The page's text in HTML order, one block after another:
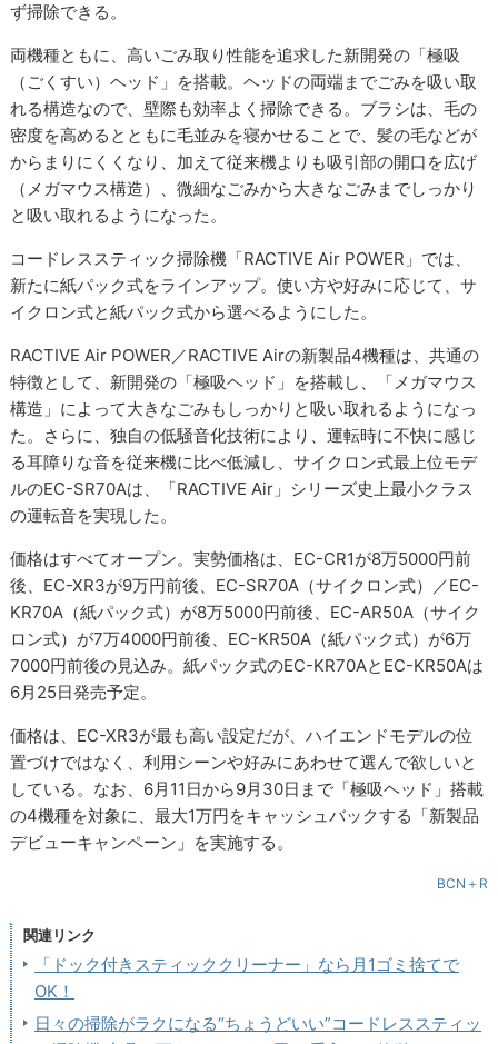
ず掃除できる。
両機種ともに、高いごみ取り性能を追求した新開発の「極吸
（ごくすい）ヘッド」を搭載。ヘッドの両端までごみを吸い取
れる構造なので、壁際も効率よく掃除できる。ブラシは、毛の
密度を高めるとともに毛並みを寝かせることで、髪の毛などが
からまりにくくなり、加えて従来機よりも吸引部の開口を広げ
（メガマウス構造）、微細なごみから大きなごみまでしっかり
と吸い取れるようになった。
コードレススティック掃除機「RACTIVE Air POWER」では、
新たに紙パック式をラインアップ。使い方や好みに応じて、サ
イクロン式と紙パック式から選べるようにした。
RACTIVE Air POWER／RACTIVE Airの新製品4機種は、共通の
特徴として、新開発の「極吸ヘッド」を搭載し、「メガマウス
構造」によって大きなごみもしっかりと吸い取れるようになっ
た。さらに、独自の低騒音化技術により、運転時に不快に感じ
る耳障りな音を従来機に比べ低減し、サイクロン式最上位モデ
ルのEC-SR70Aは、「RACTIVE Air」シリーズ史上最小クラス
の運転音を実現した。
価格はすべてオープン。実勢価格は、EC-CR1が8万5000円前
後、EC-XR3が9万円前後、EC-SR70A（サイクロン式）／EC-
KR70A（紙パック式）が8万5000円前後、EC-AR50A（サイク
ロン式）が7万4000円前後、EC-KR50A（紙パック式）が6万
7000円前後の見込み。紙パック式のEC-KR70AとEC-KR50Aは
6月25日発売予定。
価格は、EC-XR3が最も高い設定だが、ハイエンドモデルの位
置づけではなく、利用シーンや好みにあわせて選んで欲しいと
している。なお、6月11日から9月30日まで「極吸ヘッド」搭載
の4機種を対象に、最大1万円をキャッシュバックする「新製品
デビューキャンペーン」を実施する。
BCN＋R
関連リンク
「ドック付きスティッククリーナー」なら月1ゴミ捨てで
OK！
日々の掃除がラクになる“ちょうどいい”コードレススティッ